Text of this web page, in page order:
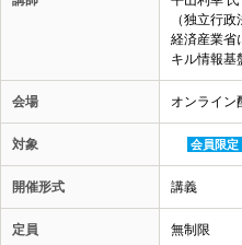
（独立行
経済産業省
キル情報基
会場 オンライン
対象 会員限定
開催形式 講義
定員 無制限